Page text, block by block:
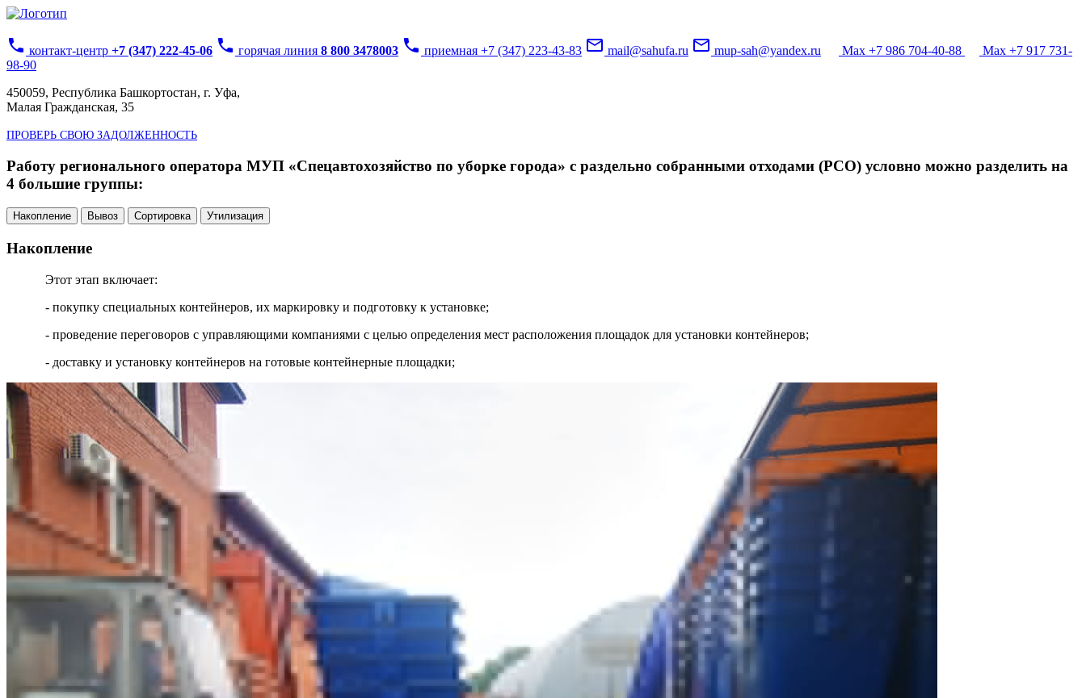
phone контакт-центр +7 (347) 222-45-06 phone горячая линия 8 800 3478003 phone приемная +7 (347) 223-43-83 mail_outline mail@sahufa.ru mail_outline mup-sah@yandex.ru Max +7 986 704-40-88
Max +7 917 731-
98-90
450059, Республика Башкортостан, г. Уфа,
Малая Гражданская, 35
ПРОВЕРЬ СВОЮ ЗАДОЛЖЕННОСТЬ
Работу регионального оператора МУП «Спецавтохозяйство по уборке города» с раздельно собранными отходами (РСО) условно можно разделить на
4 большие группы:
Накопление Вывоз Сортировка Утилизация
Накопление
Этот этап включает:
- покупку специальных контейнеров, их маркировку и подготовку к установке;
- проведение переговоров с управляющими компаниями с целью определения мест расположения площадок для установки контейнеров;
- доставку и установку контейнеров на готовые контейнерные площадки;